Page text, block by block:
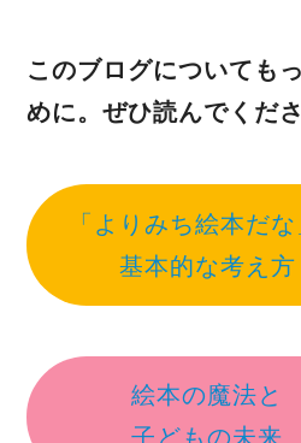
このブログについても
めに。ぜひ読んでくださ
「よりみち絵本だ
基本的な考え方
絵本の魔法と